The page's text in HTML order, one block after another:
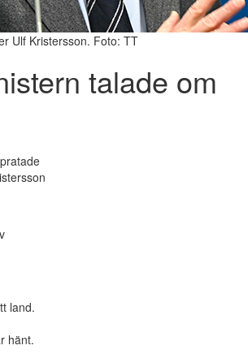
Ulf Kristersson. Foto: TT
talade om
land.
hänt.